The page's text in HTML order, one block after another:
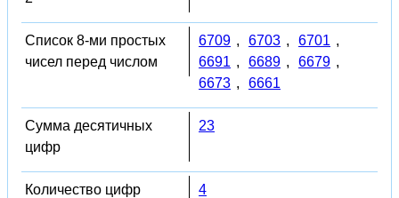
Список 8-ми простых
чисел перед числом
6709 , 6703 , 6701 ,
6691 , 6689 , 6679 ,
6673 , 6661
Сумма десятичных
цифр
23
Количество цифр 4